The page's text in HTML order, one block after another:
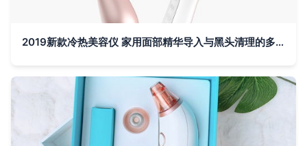
2019新款冷热美容仪 家用面部精华导入与黑头清理的多功能护肤利器